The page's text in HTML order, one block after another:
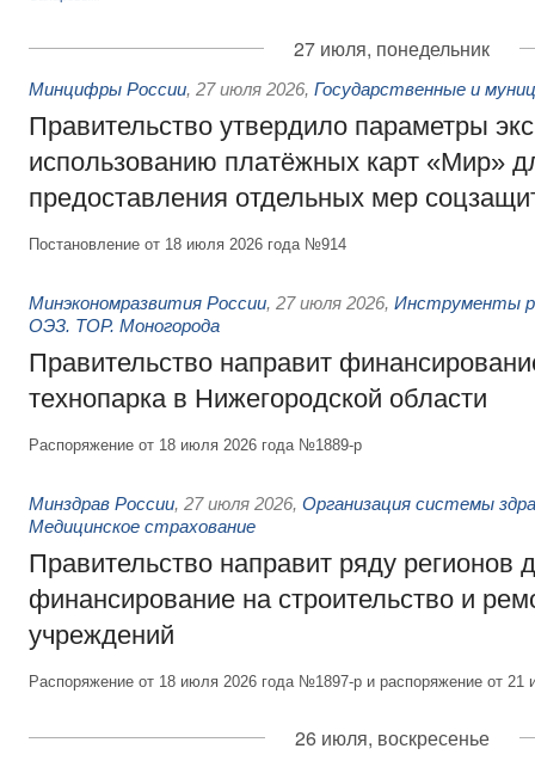
27 июля, понедельник
Минцифры России, 27 июля 2026, Государственные и
Правительство утвердило параметры
использованию платёжных карт «Мир»
предоставления отдельных мер
Постановление от 18 июля 2026 года №914
Минэкономразвития России, 27 июля 2026, Инструменты
ОЭЗ. ТОР. Моногорода
Правительство направит
технопарка в Нижегородской области
Распоряжение от 18 июля 2026 года №1889-р
Минздрав России, 27 июля 2026, Организация системы
Медицинское страхование
Правительство направит ряду регионов
финансирование на строительство и
учреждений
Распоряжение от 18 июля 2026 года №1897-р и распоряжение от
26 июля, воскресенье